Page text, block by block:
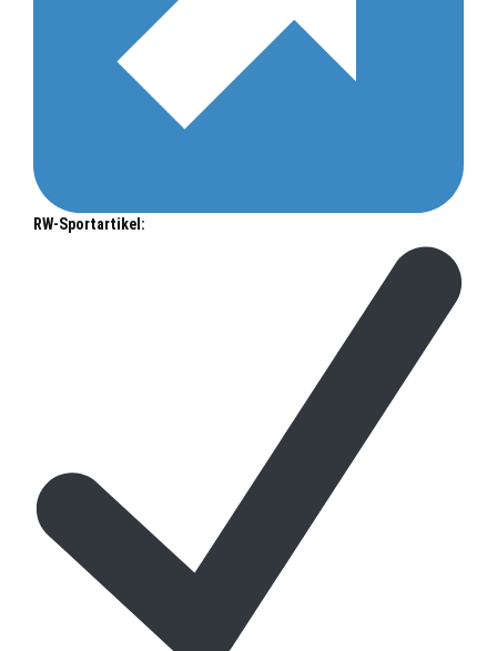
RW-Sportartikel: